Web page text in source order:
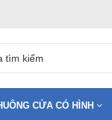
CỬA CÓ HÌNH